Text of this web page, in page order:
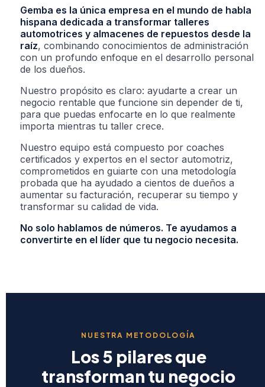
Gemba es la única empresa en el mundo de habla
hispana dedicada a transformar talleres
automotrices y almacenes de repuestos desde la
raíz, combinando conocimientos de administración
con un profundo enfoque en el desarrollo personal
de los dueños.
Nuestro propósito es claro: ayudarte a crear un
negocio rentable que funcione sin depender de ti,
para que puedas enfocarte en lo que realmente
importa mientras tu taller crece.
Nuestro equipo está compuesto por coaches
certificados y expertos en el sector automotriz,
comprometidos en guiarte con una metodología
probada que ha ayudado a cientos de dueños a
aumentar su facturación, recuperar su tiempo y
transformar su calidad de vida.
No solo hablamos de números. Te ayudamos a
convertirte en el líder que tu negocio necesita.
NUESTRA METODOLOGÍA
Los 5 pilares que
transforman tu negocio